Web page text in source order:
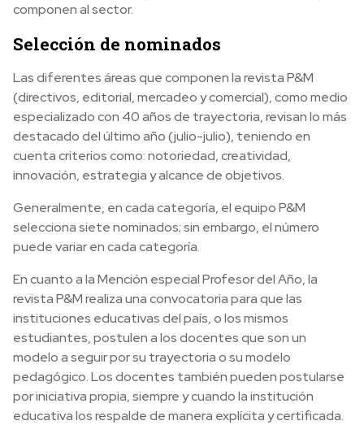
componen al sector.
Selección de nominados
Las diferentes áreas que componen la revista P&M
(directivos, editorial, mercadeo y comercial), como medio
especializado con 40 años de trayectoria, revisan lo más
destacado del último año (julio-julio), teniendo en
cuenta criterios como: notoriedad, creatividad,
innovación, estrategia y alcance de objetivos.
Generalmente, en cada categoría, el equipo P&M
selecciona siete nominados; sin embargo, el número
puede variar en cada categoría.
En cuanto a la Mención especial Profesor del Año, la
revista P&M realiza una convocatoria para que las
instituciones educativas del país, o los mismos
estudiantes, postulen a los docentes que son un
modelo a seguir por su trayectoria o su modelo
pedagógico. Los docentes también pueden postularse
por iniciativa propia, siempre y cuando la institución
educativa los respalde de manera explícita y certificada.